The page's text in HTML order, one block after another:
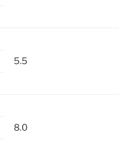
5.5
8.0